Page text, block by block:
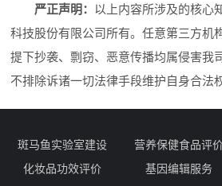
严正声明： 以上内容所涉及的核心
科技股份有限公司所有。任意第三方机
提下抄袭、剽窃、恶意传播均属侵害我
不排除诉诸一切法律手段维护自身合法
斑马鱼实验室建设 营养保健食品评
化妆品功效评价
基因编辑服务